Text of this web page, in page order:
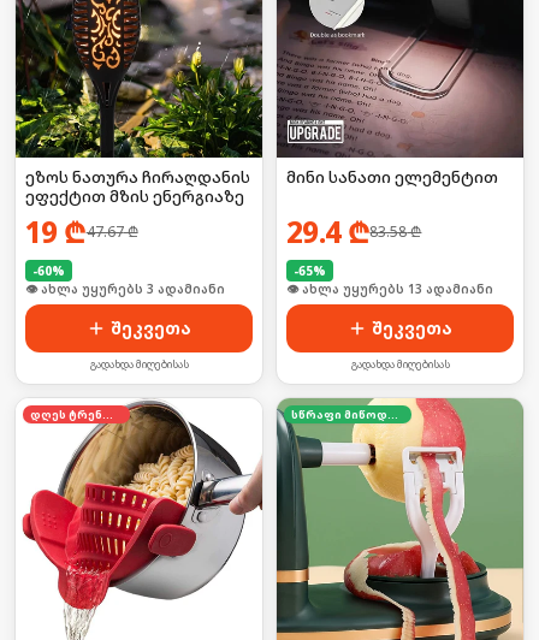
ეზოს ნათურა ჩირაღდანის
ეფექტით მზის ენერგიაზე
19 ₾47.67₾
-60%
🛒 ბოლო 24სთ-ში იყიდა 4-მა
შეკვეთა
გადახდა მიღებისას
მინი სანათი ელემენტით
29.4₾83.58₾
-65%
🛒 ბოლო 24სთ-ში იყიდა 16-მა
შეკვეთა
გადახდა მიღებისას
დღეს ტრენდში სწრაფი მიწოდება